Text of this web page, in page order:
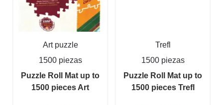
Art puzzle
1500 piezas
Puzzle Roll Mat up to
1500 pieces Art
Trefl
1500 piezas
Puzzle Roll Mat up to
1500 pieces Trefl